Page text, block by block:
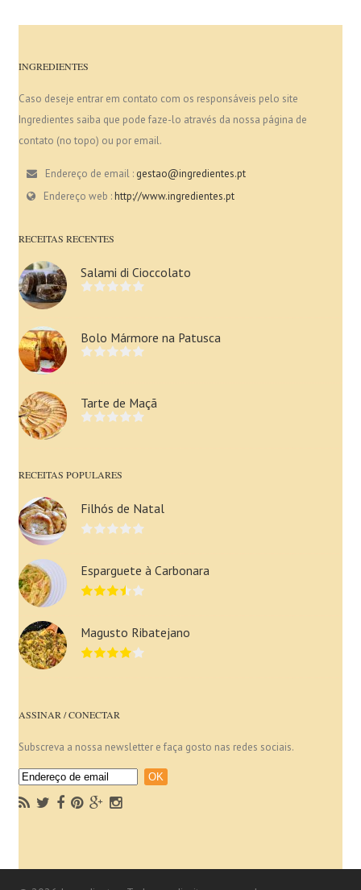
INGREDIENTES
Caso deseje entrar em contato com os responsáveis pelo site
Ingredientes saiba que pode faze-lo através da nossa página de
contato (no topo) ou por email.
Endereço de email : gestao@ingredientes.pt
Endereço web :http://www.ingredientes.pt
RECEITAS RECENTES
Salami di Cioccolato
Bolo Mármore na Patusca
Tarte de Maçã
RECEITAS POPULARES
Filhós de Natal
Esparguete à Carbonara
Magusto Ribatejano
ASSINAR / CONECTAR
Subscreva a nossa newsletter e faça gosto nas redes sociais.